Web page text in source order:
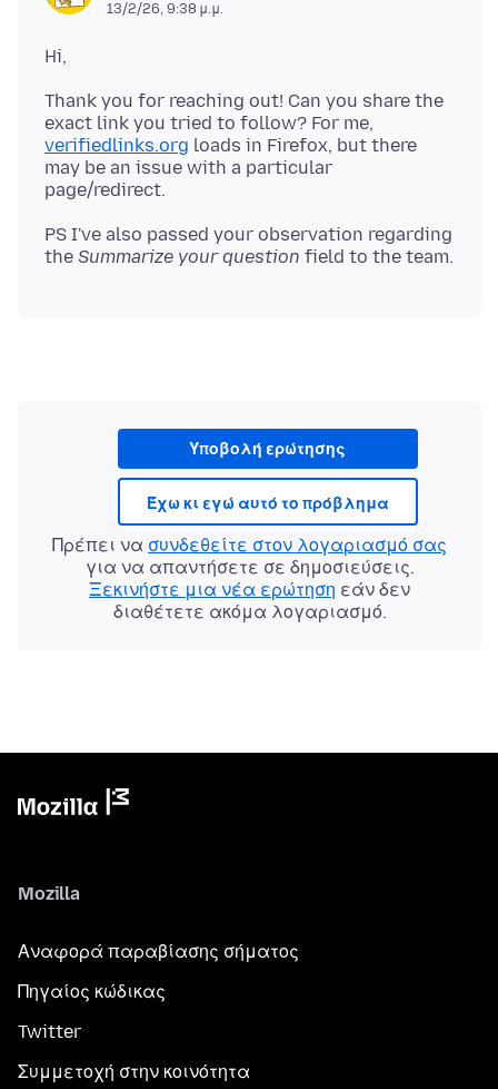
13/2/26, 9:38 μ.μ.
Thank you for reaching out! Can you share the
exact link you tried to follow? For me,
verifiedlinks.org loads in Firefox, but there
may be an issue with a particular
PS I've also passed your observation regarding
the Summarize your question
Υποβολή ερώτησης
Έχω κι εγώ αυτό το πρόβλημα
Πρέπει να συνδεθείτε στον λογαριασμό σας
για να απαντήσετε σε δημοσιεύσεις.
Ξεκινήστε μια νέα ερώτηση εάν δεν
διαθέτετε ακόμα λογαριασμό.
Mozilla
Αναφορά παραβίασης σήματος
Πηγαίος κώδικας
Twitter
Συμμετοχή στην κοινότητα